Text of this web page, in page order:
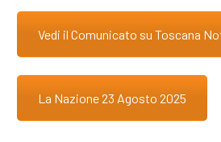
Vedi il Comunicato su Toscana
La Nazione 23 Agosto 2025